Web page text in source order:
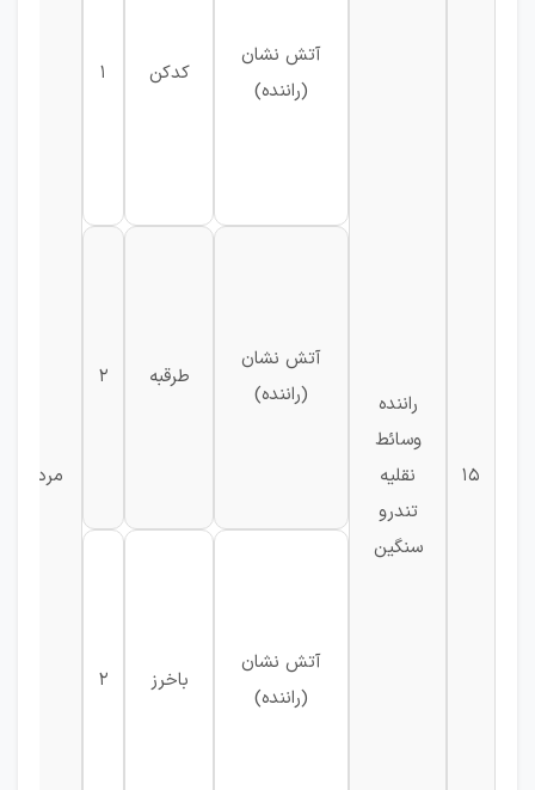
15
راننده
وسائط
نقلیه
تندرو
سنگین
مرد
آتش نشان
(راننده)
کدکن 1
آتش نشان
(راننده)
طرقبه 2
آتش نشان
(راننده)
باخرز 2